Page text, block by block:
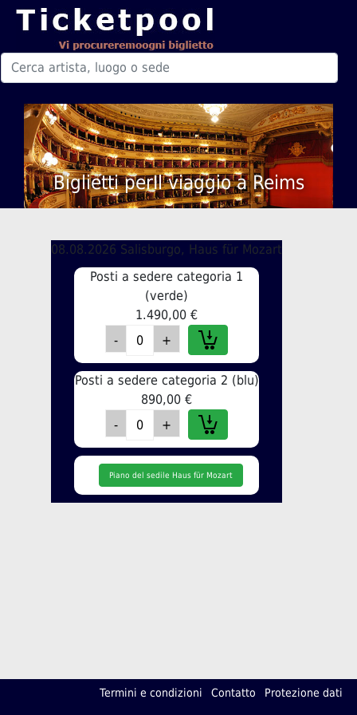
Biglietti perIl viaggio a Reims
08.08.2026 Salisburgo, Haus für Mozart
Posti a sedere categoria 1
(verde)
1.490,00 €
Posti a sedere categoria 2 (blu)
890,00 €
Piano del sedile Haus für Mozart
Termini e condizioni Contatto Protezione dati